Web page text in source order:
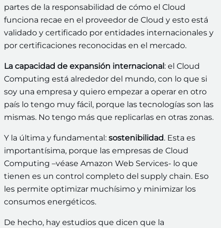
partes de la responsabilidad de cómo el Cloud
funciona recae en el proveedor de Cloud y esto está
validado y certificado por entidades internacionales y
por certificaciones reconocidas en el mercado.
La capacidad de expansión internacional : el Cloud
Computing está alrededor del mundo, con lo que si
soy una empresa y quiero empezar a operar en otro
país lo tengo muy fácil, porque las tecnologías son las
mismas. No tengo más que replicarlas en otras zonas.
Y la última y fundamental: sostenibilidad. Esta es
importantísima, porque las empresas de Cloud
Computing –véase Amazon Web Services- lo que
tienen es un control completo del supply chain. Eso
les permite optimizar muchísimo y minimizar los
consumos energéticos.
De hecho, hay estudios que dicen que la